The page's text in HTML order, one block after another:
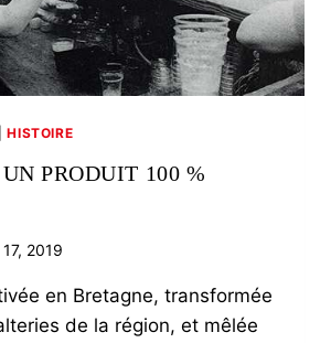
|HISTOIRE
PRODUIT 100 %
2019
en Bretagne, transformée
de la région, et mêlée